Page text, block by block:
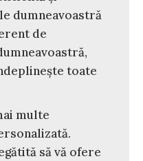
dumneavoastră
de
toate
multe
să vă ofere